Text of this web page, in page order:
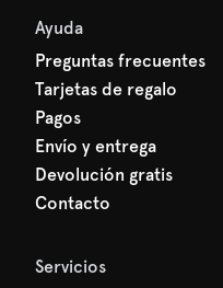
Ayuda
Preguntas frecuentes
Tarjetas de regalo
Pagos
Envío y entrega
Devolución gratis
Contacto
Servicios